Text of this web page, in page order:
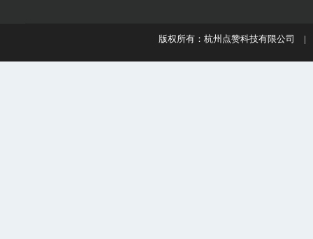
版权所有：杭州点赞科技有限公司